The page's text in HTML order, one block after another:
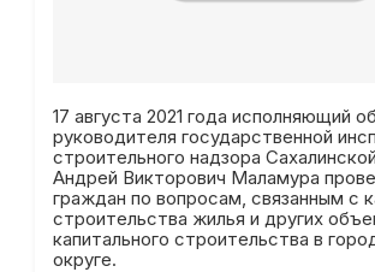
17 августа 2021 года исполняющий
руководителя государственной
строительного надзора
Андрей Викторович Маламура
граждан по вопросам, связанным с
строительства жилья и других
капитального строительства в
округе.